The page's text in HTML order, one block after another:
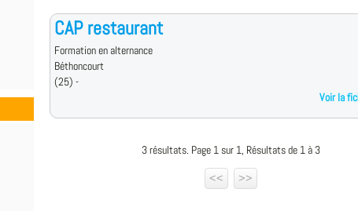
CAP restaurant
Formation en alternance
Béthoncourt
(25) -
Voir la
3 résultats. Page 1 sur 1, Résultats de 1 à 3
<<
>>